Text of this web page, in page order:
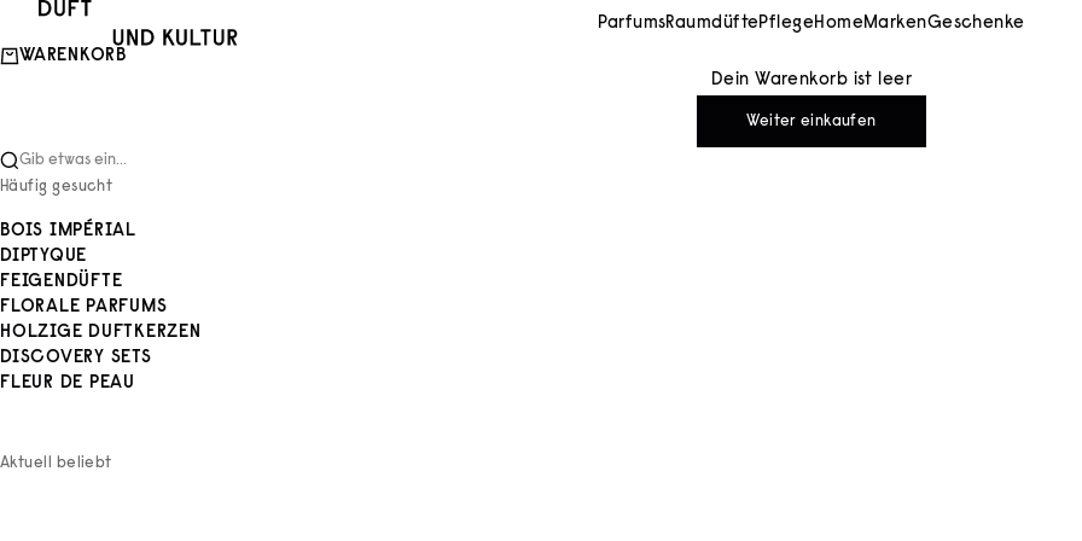
Zum Inhalt springen
Duft und Kultur ParfumsRaumdüftePflegeHomeMarkenGeschenke
WARENKORB
Dein Warenkorb ist leer
Weiter einkaufen
Gib etwas ein...
Häufig gesucht
BOIS IMPÉRIAL
DIPTYQUE
FEIGENDÜFTE
FLORALE PARFUMS
HOLZIGE DUFTKERZEN
DISCOVERY SETS
FLEUR DE PEAU
Aktuell beliebt